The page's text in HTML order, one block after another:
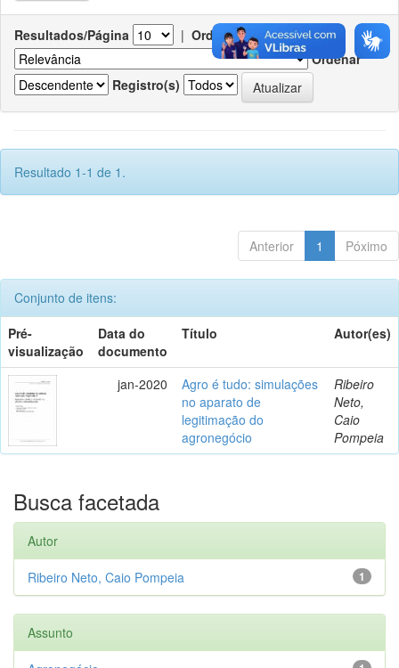
Resultados/Página | Ordenar registros por
Ordenar
Registro(s)
Resultado 1-1 de 1.
Anterior 1 Póximo
Conjunto de itens:
Pré-
visualização
Data do
documento
Título Autor(es)
jan-2020
Agro é tudo: simulações
no aparato de
legitimação do
agronegócio
Ribeiro
Neto,
Caio
Pompeia
Busca facetada
Autor
1
Ribeiro Neto, Caio Pompeia
Assunto